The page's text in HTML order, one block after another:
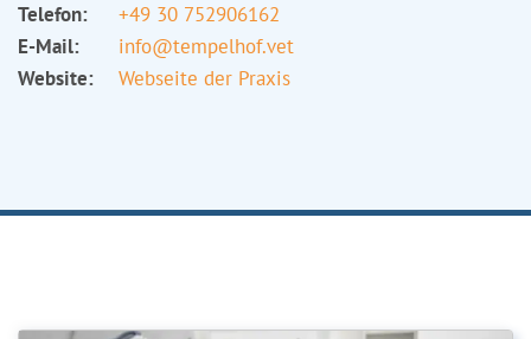
Telefon:
+49 30 752906162
E-Mail:
info@tempelhof.vet
Website:
Webseite der Praxis